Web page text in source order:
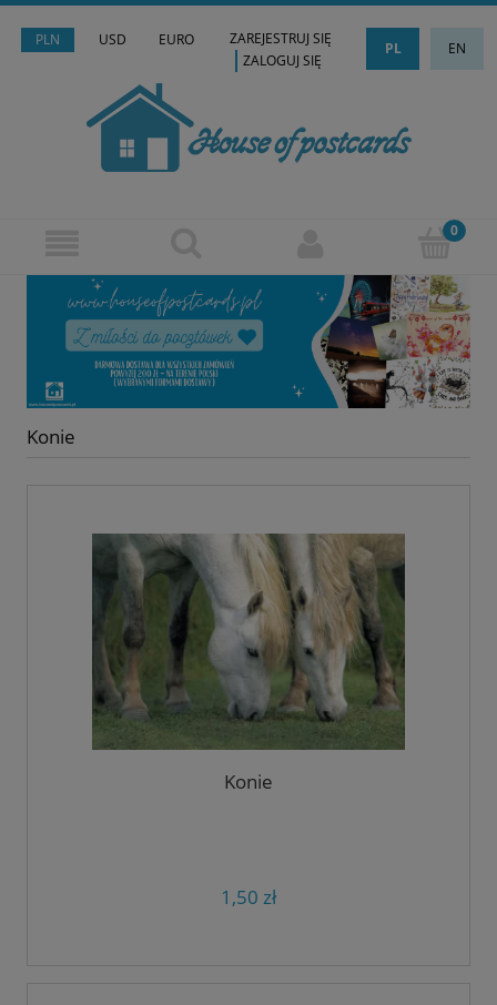
PLN USD EURO PL EN
ZAREJESTRUJ SIĘ
ZALOGUJ SIĘ
Konie
Konie
1,50 zł